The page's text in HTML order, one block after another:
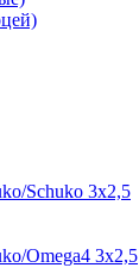
Schuko 3х2,5
Omega4 3х2,5